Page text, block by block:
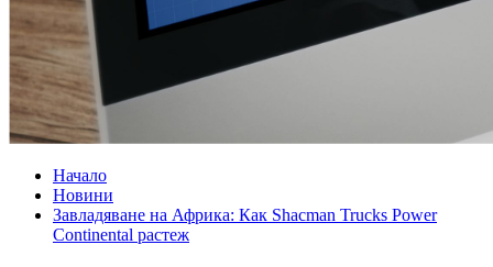
Начало
Новини
Завладяване на Африка: Как Shacman Trucks Power
Continental растеж